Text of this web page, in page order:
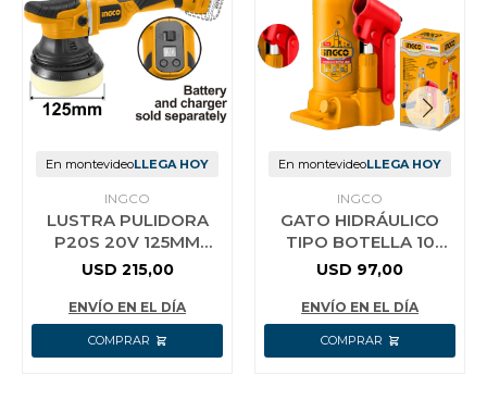
En montevideoLLEGA HOY
INGCO
LUSTRA PULIDORA
P20S 20V 125MM
INGCO APLI2002
USD 215,00
ENVÍO EN EL DÍA
En montevideoLLEGA HOY
INGCO
GATO HIDRÁULICO
TIPO BOTELLA 10
TON INGCO HBJ1004
USD 97,00
ENVÍO EN EL DÍA